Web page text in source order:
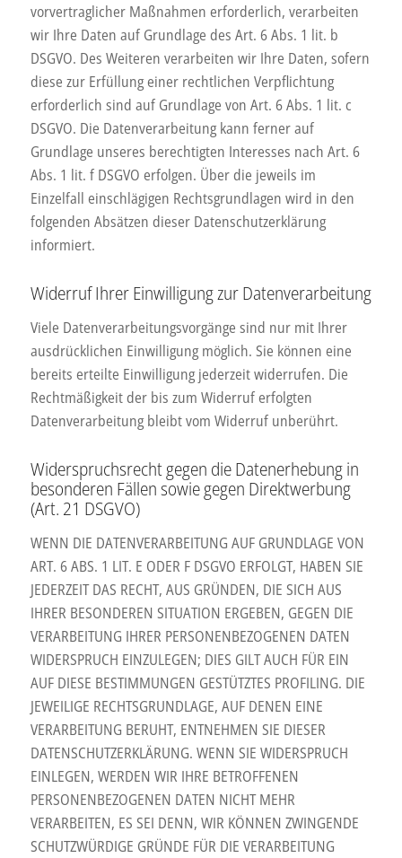
vorvertraglicher Maßnahmen erforderlich, verarbeiten
wir Ihre Daten auf Grundlage des Art. 6 Abs. 1 lit. b
DSGVO. Des Weiteren verarbeiten wir Ihre Daten, sofern
diese zur Erfüllung einer rechtlichen Verpflichtung
erforderlich sind auf Grundlage von Art. 6 Abs. 1 lit. c
DSGVO. Die Datenverarbeitung kann ferner auf
Grundlage unseres berechtigten Interesses nach Art. 6
Abs. 1 lit. f DSGVO erfolgen. Über die jeweils im
Einzelfall einschlägigen Rechtsgrundlagen wird in den
folgenden Absätzen dieser Datenschutzerklärung
informiert.
Widerruf Ihrer Einwilligung zur Datenverarbeitung
Viele Datenverarbeitungsvorgänge sind nur mit Ihrer
ausdrücklichen Einwilligung möglich. Sie können eine
bereits erteilte Einwilligung jederzeit widerrufen. Die
Rechtmäßigkeit der bis zum Widerruf erfolgten
Datenverarbeitung bleibt vom Widerruf unberührt.
Widerspruchsrecht gegen die Datenerhebung in
besonderen Fällen sowie gegen Direktwerbung
(Art. 21 DSGVO)
WENN DIE DATENVERARBEITUNG AUF GRUNDLAGE VON
ART. 6 ABS. 1 LIT. E ODER F DSGVO ERFOLGT, HABEN SIE
JEDERZEIT DAS RECHT, AUS GRÜNDEN, DIE SICH AUS
IHRER BESONDEREN SITUATION ERGEBEN, GEGEN DIE
VERARBEITUNG IHRER PERSONENBEZOGENEN DATEN
WIDERSPRUCH EINZULEGEN; DIES GILT AUCH FÜR EIN
AUF DIESE BESTIMMUNGEN GESTÜTZTES PROFILING. DIE
JEWEILIGE RECHTSGRUNDLAGE, AUF DENEN EINE
VERARBEITUNG BERUHT, ENTNEHMEN SIE DIESER
DATENSCHUTZERKLÄRUNG. WENN SIE WIDERSPRUCH
EINLEGEN, WERDEN WIR IHRE BETROFFENEN
PERSONENBEZOGENEN DATEN NICHT MEHR
VERARBEITEN, ES SEI DENN, WIR KÖNNEN ZWINGENDE
SCHUTZWÜRDIGE GRÜNDE FÜR DIE VERARBEITUNG